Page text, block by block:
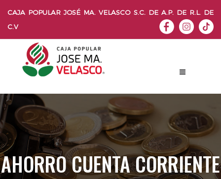
CAJA POPULAR JOSÉ MA. VELASCO S.C. DE A.P. DE R.L. DE
C.V
AHORRO CUENTA CORRIENTE